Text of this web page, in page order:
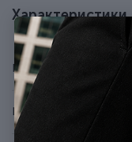
Характеристики
Бренд
Країна походження